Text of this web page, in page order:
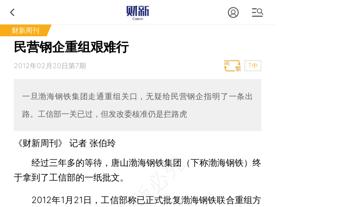
财新周刊
民营钢企重组艰难行
2012年02月20日第7期 T中
一旦渤海钢铁集团走通重组关口，无疑给民营钢企指明了一条出
路。工信部一关已过，但发改委核准仍是拦路虎
《财新周刊》 记者 张伯玲
经过三年多的等待，唐山渤海钢铁集团（下称渤海钢铁）终
于拿到了工信部的一纸批文。
2012年1月21日，工信部称已正式批复渤海钢铁联合重组方